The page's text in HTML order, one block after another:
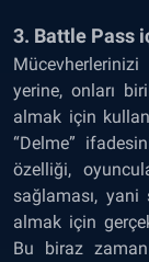
3. Battle Pass
yerine, onları
almak için
“Delme”
özelliği,
sağlaması,
almak için
Bu biraz